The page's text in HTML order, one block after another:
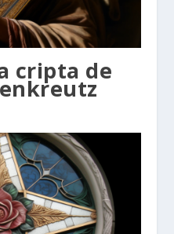
cripta de